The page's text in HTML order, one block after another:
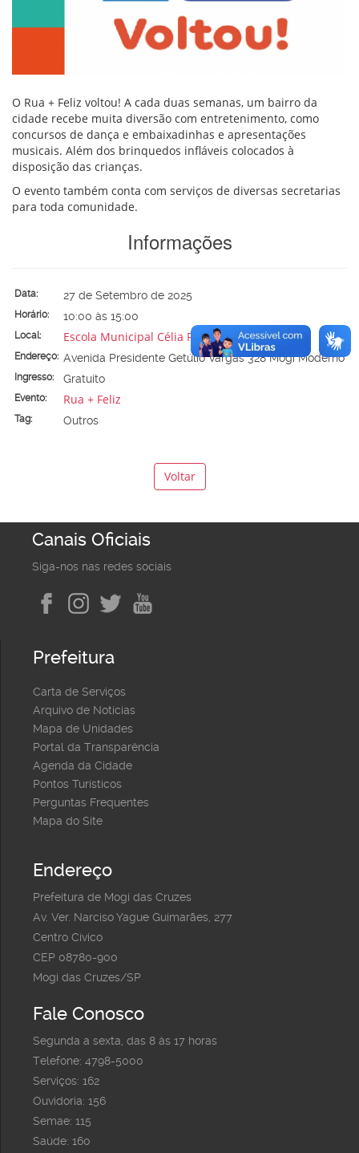
O Rua + Feliz voltou! A cada duas semanas, um bairro da
cidade recebe muita diversão com entretenimento, como
concursos de dança e embaixadinhas e apresentações
musicais. Além dos brinquedos infláveis colocados à
disposição das crianças.
O evento também conta com serviços de diversas secretarias
para toda comunidade.
Informações
Data: 27 de Setembro de 2025
Horário: 10:00 às 15:00
Local: Escola Municipal Célia Pinheiro Franco (Profª)
Endereço: Avenida Presidente Getúlio Vargas 328 Mogi Moderno
Ingresso: Gratuito
Evento: Rua + Feliz
Tag: Outros
Voltar
Canais Oficiais
Siga-nos nas redes sociais
Prefeitura
Carta de Serviços
Arquivo de Notícias
Mapa de Unidades
Portal da Transparência
Agenda da Cidade
Pontos Turísticos
Perguntas Frequentes
Mapa do Site
Endereço
Prefeitura de Mogi das Cruzes
Av. Ver. Narciso Yague Guimarães, 277
Centro Cívico
CEP 08780-900
Mogi das Cruzes/SP
Fale Conosco
Segunda a sexta, das 8 às 17 horas
Telefone: 4798-5000
Serviços: 162
Ouvidoria: 156
Semae: 115
Saúde: 160